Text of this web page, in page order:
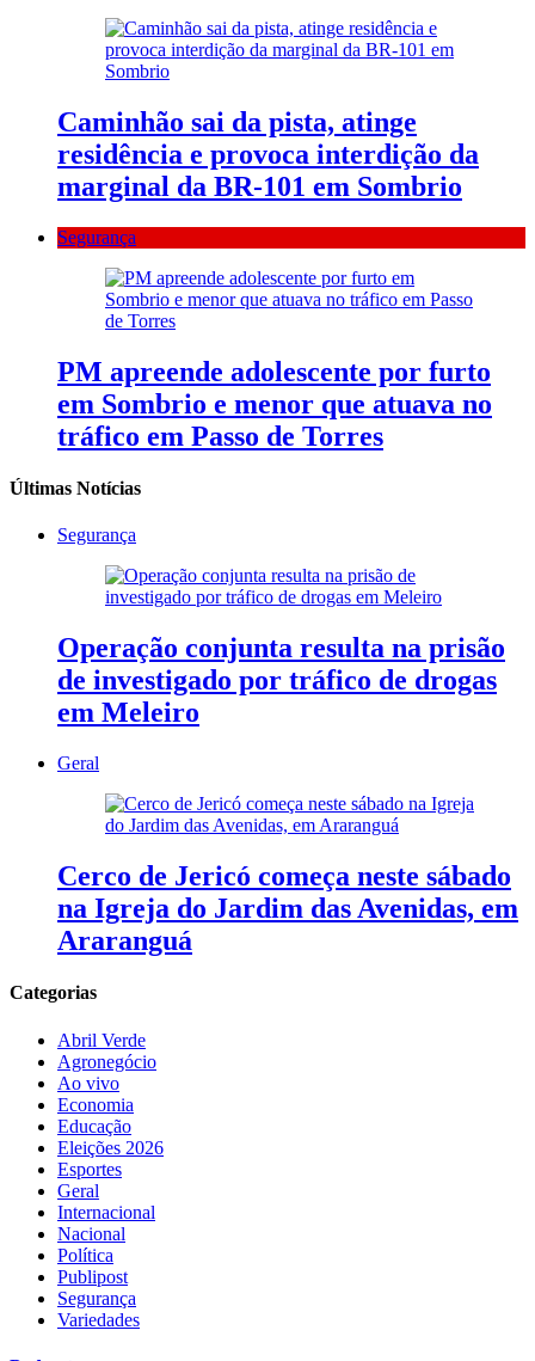
Caminhão sai da pista, atinge
residência e provoca interdição da
marginal da BR-101 em Sombrio
Segurança
PM apreende adolescente por furto
em Sombrio e menor que atuava no
tráfico em Passo de Torres
Últimas Notícias
Segurança
Operação conjunta resulta na prisão
de investigado por tráfico de drogas
em Meleiro
Geral
Cerco de Jericó começa neste sábado
na Igreja do Jardim das Avenidas, em
Araranguá
Categorias
Abril Verde
Agronegócio
Ao vivo
Economia
Educação
Eleições 2026
Esportes
Geral
Internacional
Nacional
Política
Publipost
Segurança
Variedades